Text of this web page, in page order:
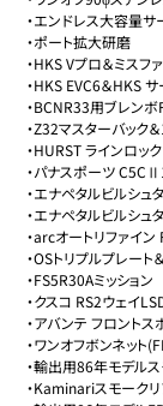
・エンドレス大容量
・ポート拡大研磨
・HKS Vプロ＆ミスフ
・HKS EVC6＆HKS
・BCNR33用ブレンボ
・Z32マスターバック
・HURST ラインロック
・パナスポーツ
・エナペタルビルシュ
・エナペタルビルシュ
・arcオートリファイ
・OSトリプルプレー
・FS5R30Aミッション
・クスコ RS2ウェイ
・アバンテ フロントス
・ワンオフボンネット
・輸出用86年モデル
・Kaminariスモークリ